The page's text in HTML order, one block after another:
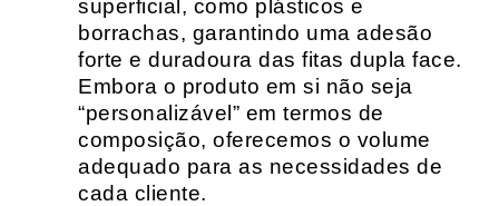
superficial, como plásticos e
borrachas, garantindo uma adesão
forte e duradoura das fitas dupla face.
Embora o produto em si não seja
“personalizável” em termos de
composição, oferecemos o volume
adequado para as necessidades de
cada cliente.